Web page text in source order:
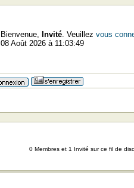
Bienvenue, Invité. Veuillez vous
08 Août 2026 à 11:03:49
0 Membres et 1 Invité sur ce fil de